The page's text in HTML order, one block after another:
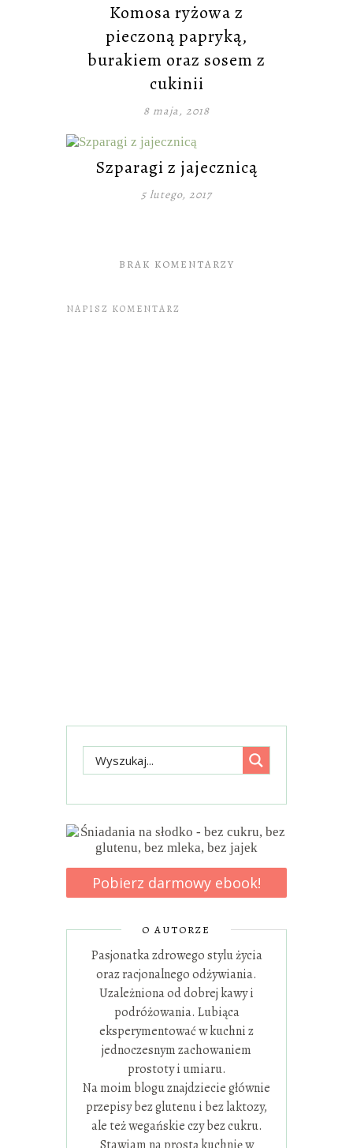
Komosa ryżowa z
pieczoną papryką,
burakiem oraz sosem z
cukinii
8 maja, 2018
Szparagi z jajecznicą
5 lutego, 2017
BRAK KOMENTARZY
NAPISZ KOMENTARZ
Pobierz darmowy ebook!
O AUTORZE
Pasjonatka zdrowego stylu życia
oraz racjonalnego odżywiania.
Uzależniona od dobrej kawy i
podróżowania. Lubiąca
eksperymentować w kuchni z
jednoczesnym zachowaniem
prostoty i umiaru.
Na moim blogu znajdziecie głównie
przepisy bez glutenu i bez laktozy,
ale też wegańskie czy bez cukru.